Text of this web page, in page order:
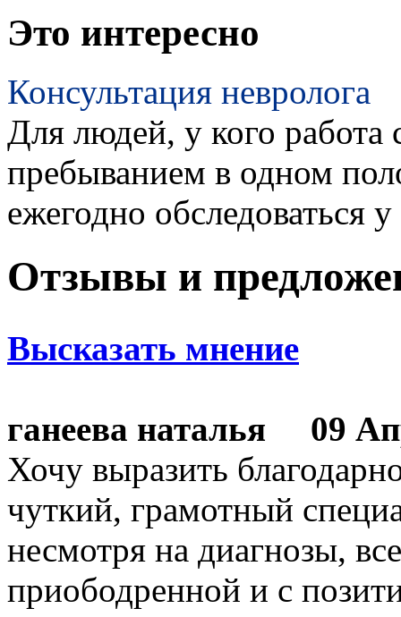
Это интересно
Консультация невролога
Для людей, у кого работа
пребыванием в одном
ежегодно обследоваться
Отзывы и
Высказать мнение
ганеева наталья
09
Хочу выразить
чуткий, грамотный
несмотря на диагнозы,
приободренной и с